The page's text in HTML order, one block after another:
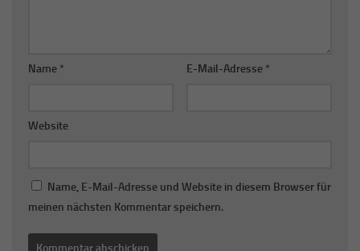
Name * E-Mail-Adresse *
Website
Name, E-Mail-Adresse und Website in diesem Browser für
meinen nächsten Kommentar speichern.